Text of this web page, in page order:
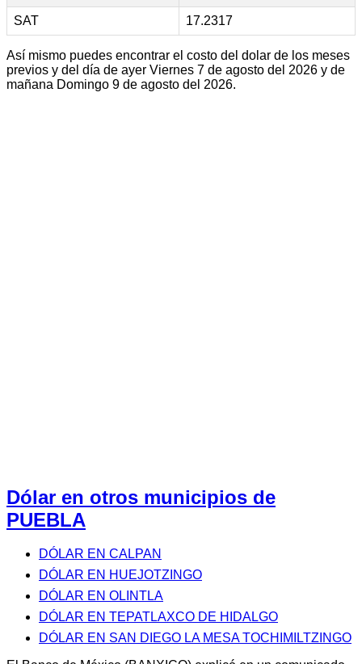
SAT 17.2317
Así mismo puedes encontrar el costo del dolar de los meses
previos y del día de ayer Viernes 7 de agosto del 2026 y de
mañana Domingo 9 de agosto del 2026.
Dólar en otros municipios de
PUEBLA
DÓLAR EN CALPAN
DÓLAR EN HUEJOTZINGO
DÓLAR EN OLINTLA
DÓLAR EN TEPATLAXCO DE HIDALGO
DÓLAR EN SAN DIEGO LA MESA TOCHIMILTZINGO